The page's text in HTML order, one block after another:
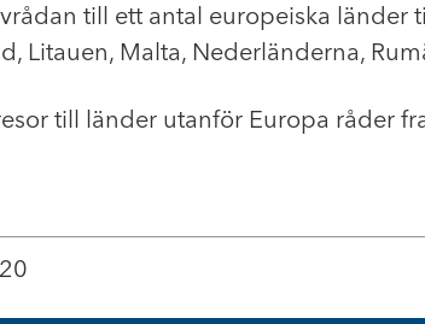
till ett antal europeiska
Litauen, Malta, Nederländerna,
till länder utanför Europa råder